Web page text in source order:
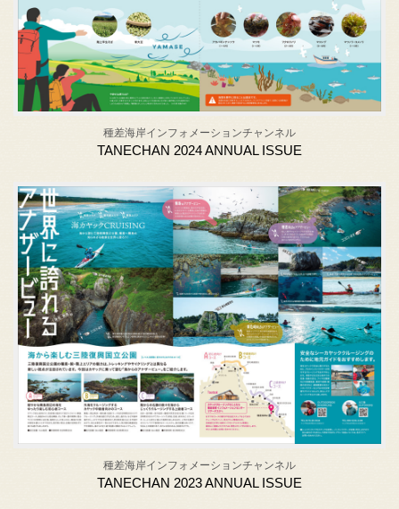
種差海岸インフォメーションチャンネル
TANECHAN 2024 ANNUAL ISSUE
種差海岸インフォメーションチャンネル
TANECHAN 2023 ANNUAL ISSUE